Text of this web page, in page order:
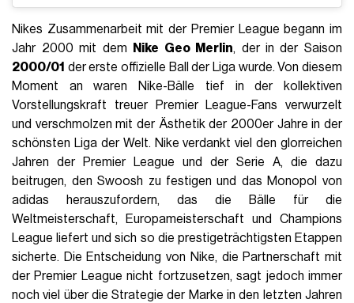
Nikes Zusammenarbeit mit der Premier League begann im
Jahr 2000 mit dem
Nike Geo Merlin, der in der Saison
2000/01 der erste offizielle Ball der Liga wurde. Von diesem
Moment an waren Nike-Bälle tief in der kollektiven
Vorstellungskraft treuer Premier League-Fans verwurzelt
und verschmolzen mit der Ästhetik der 2000er Jahre in der
schönsten Liga der Welt. Nike verdankt viel den glorreichen
Jahren der Premier League und der Serie A, die dazu
beitrugen, den Swoosh zu festigen und das Monopol von
adidas herauszufordern, das die Bälle für die
Weltmeisterschaft, Europameisterschaft und Champions
League liefert und sich so die prestigeträchtigsten Etappen
sicherte. Die Entscheidung von Nike, die Partnerschaft mit
der Premier League nicht fortzusetzen, sagt jedoch immer
noch viel über die Strategie der Marke in den letzten Jahren